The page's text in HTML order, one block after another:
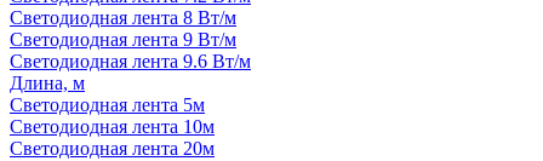
Светодиодная лента 8 Вт/м
Светодиодная лента 9 Вт/м
Светодиодная лента 9.6 Вт/м
Длина, м
Светодиодная лента 5м
Светодиодная лента 10м
Светодиодная лента 20м